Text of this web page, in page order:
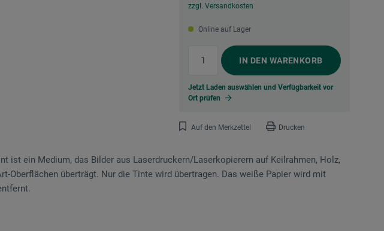
zzgl. Versandkosten
Online auf Lager
IN DEN WARENKORB
Jetzt Laden auswählen und Verfügbarkeit vor
Ort prüfen
Auf den Merkzettel Drucken
ist ein Medium, das Bilder aus Laserdruckern/Laserkopierern auf Keilrahmen, Holz,
Oberflächen überträgt. Nur die Tinte wird übertragen. Das weiße Papier wird mit